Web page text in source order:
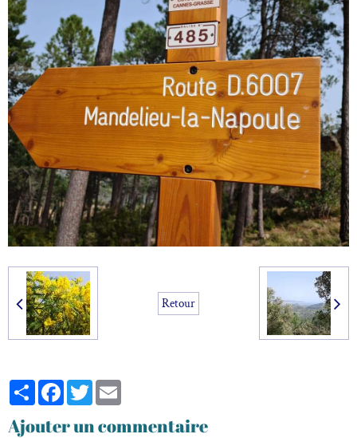
Retour
PartagerFacebook
Twitter
Ajouter un commentaire